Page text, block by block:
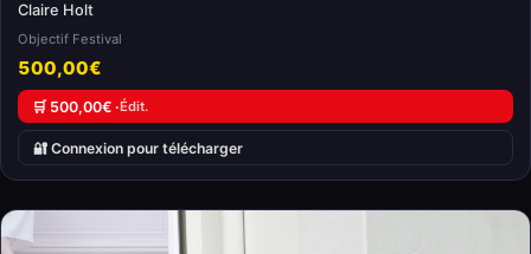
Claire Holt
Objectif Festival
500,00€
🛒 500,00€ ·Édit.
🔐 Connexion pour télécharger